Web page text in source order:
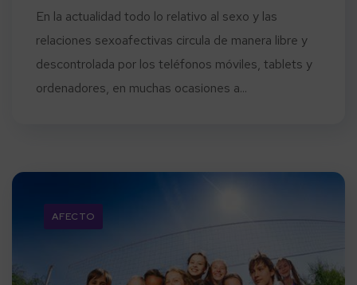
En la actualidad todo lo relativo al sexo y las
relaciones sexoafectivas circula de manera libre y
descontrolada por los teléfonos móviles, tablets y
ordenadores, en muchas ocasiones a...
AFECTO